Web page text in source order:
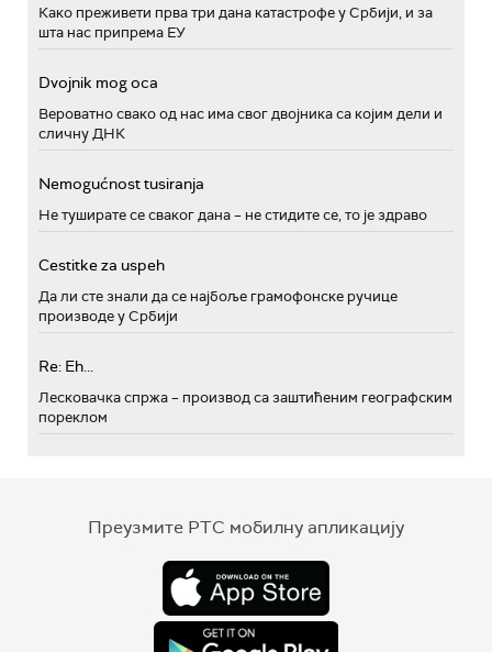
Како преживети прва три дана катастрофе у Србији, и за
шта нас припрема ЕУ
Dvojnik mog oca
Вероватно свако од нас има свог двојника са којим дели и
сличну ДНК
Nemogućnost tusiranja
Не туширате се сваког дана – не стидите се, то је здраво
Cestitke za uspeh
Да ли сте знали да се најбоље грамофонске ручице
производе у Србији
Re: Eh...
Лесковачка спржа – производ са заштићеним географским
пореклом
Преузмите РТС мобилну апликацију